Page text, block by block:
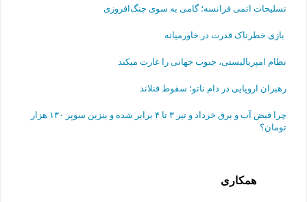
تسلیحات اتمی فرانسه؛ گامی به سوی جنگ‌افروزی
بازی خطرناک قدرت در خاورمیانه
نظام امپریالیستی، جنوب جهانی را غارت میکند
رهبران اروپایی در دام ناتو؛ سقوط فنلاند
چرا قبض آب و برق خرداد و تیر ۳ تا ۴ برابر شده و بنزین سوپر ۱۳۰ هزار
تومان؟
همکاری